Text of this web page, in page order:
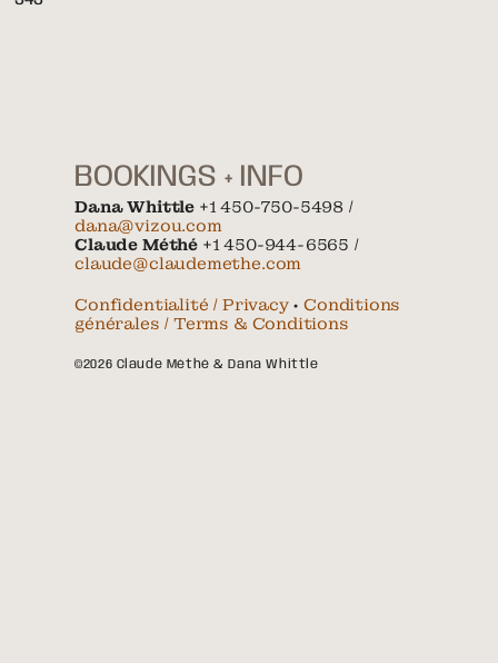
BOOKINGS + INFO
Dana Whittle +1 450-750-5498 /
dana@vizou.com
Claude Méthé +1 450-944-6565 /
claude@claudemethe.com
Confidentialité / Privacy•Conditions
générales / Terms & Conditions
©2026 Claude Méthé & Dana Whittle